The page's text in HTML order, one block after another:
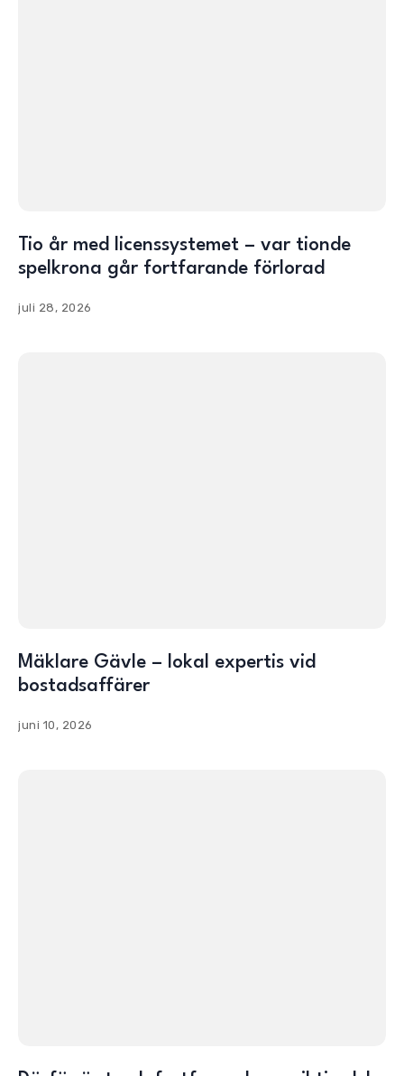
Tio år med licenssystemet – var tionde
spelkrona går fortfarande förlorad
juli 28, 2026
Mäklare Gävle – lokal expertis vid
bostadsaffärer
juni 10, 2026